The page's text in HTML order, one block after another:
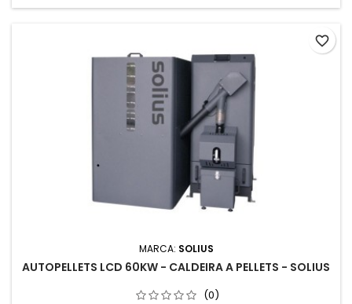
MARCA: SOLIUS
AUTOPELLETS LCD 60KW - CALDEIRA A PELLETS - SOLIUS
(0)
favorite_border